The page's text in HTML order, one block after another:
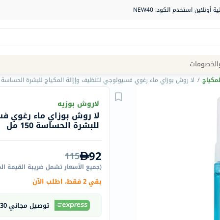
Navigation
الصيدلية
الماركات
Humantara
carroten
betadine
/ لا روش بوزاي ماء رغوي فسيولوجي لتنظيف وإزالة المكياج للبشرة الحساسة 150
لاروش بوزيه
لا روش بوزاي ماء رغوي
للبشرة الحساسة 150 مل
92
115
(جميع الأسعار تشمل ضريبة القيمة
بقي 2 فقط، اطلب الآن
توصيل مجاني 30 دقيقة